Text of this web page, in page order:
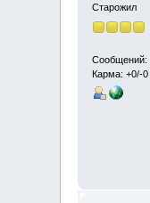
Старожил
Сообщений:
Карма: +0/-0